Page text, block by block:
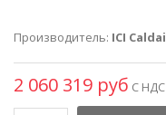
Производитель: ICI
2 060 319 руб С НДС